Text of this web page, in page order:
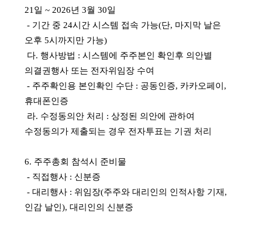
21일 ~ 2026년 3월 30일
- 기간 중 24시간 시스템 접속 가능(단, 마지막 날은
오후 5시까지만 가능)
다. 행사방법 : 시스템에 주주본인 확인후 의안별
의결권행사 또는 전자위임장 수여
- 주주확인용 본인확인 수단 : 공동인증, 카카오페이,
휴대폰인증
라. 수정동의안 처리 : 상정된 의안에 관하여
수정동의가 제출되는 경우 전자투표는 기권 처리
6. 주주총회 참석시 준비물
- 직접행사 : 신분증
- 대리행사 : 위임장(주주와 대리인의 인적사항 기재,
인감 날인), 대리인의 신분증